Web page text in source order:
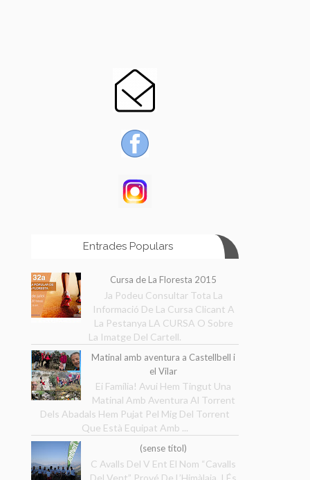
Entrades Populars
Cursa de La Floresta 2015
Ja Podeu Consultar Tota La
Informació De La Cursa Clicant A
La Pestanya LA CURSA O Sobre
La Imatge Del Cartell.
Matinal amb aventura a Castellbell i
el Vilar
Ei Família! Avui Hem Tingut Una
Matinal Amb Aventura Al Torrent
Dels Abadals Hem Pujat Pel Mig Del Torrent
Que Està Equipat Amb ...
(sense títol)
C Avalls Del V Ent El Nom “Cavalls